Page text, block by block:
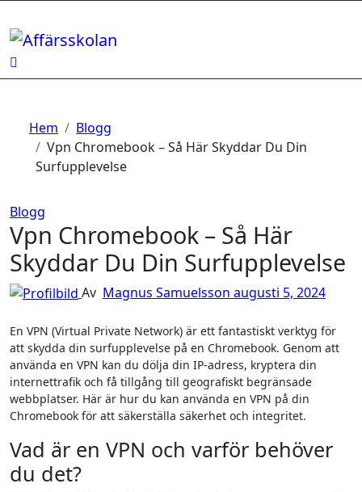
till
innehåll
Hem
Blogg
Vpn Chromebook – Så Här Skyddar Du Din
Surfupplevelse
Blogg
Vpn Chromebook – Så Här
Skyddar Du Din Surfupplevelse
Av Magnus Samuelsson augusti 5, 2024
En VPN (Virtual Private Network) är ett fantastiskt verktyg för
att skydda din surfupplevelse på en Chromebook. Genom att
använda en VPN kan du dölja din IP-adress, kryptera din
internettrafik och få tillgång till geografiskt begränsade
webbplatser. Här är hur du kan använda en VPN på din
Chromebook för att säkerställa säkerhet och integritet.
Vad är en VPN och varför behöver
du det?